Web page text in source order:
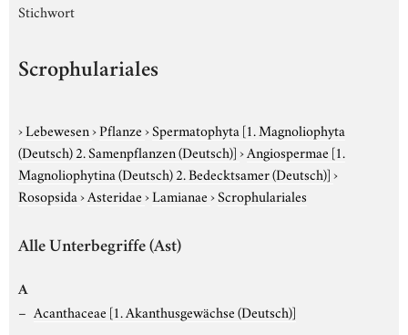
Stichwort
Scrophulariales
›Lebewesen›Pflanze›Spermatophyta [1. Magnoliophyta
(Deutsch) 2. Samenpflanzen (Deutsch)]›Angiospermae [1.
Magnoliophytina (Deutsch) 2. Bedecktsamer (Deutsch)]›
Rosopsida›Asteridae›Lamianae›Scrophulariales
Alle Unterbegriffe (Ast)
A
Acanthaceae [1. Akanthusgewächse (Deutsch)]